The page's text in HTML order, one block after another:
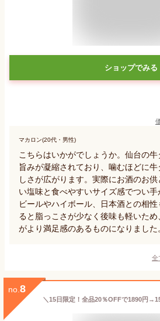
ショップでみる
マカロン(20代・男性)
こちらはいかがでしょうか。仙台の
旨みが凝縮されており、噛むほどに
しさが広がります。実際にお酒のお
い塩味と食べやすいサイズ感でつい
ビールやハイボール、日本酒との相
ると脂っこさが少なく後味も軽いた
がより満足感のあるものになりました
全
no. 8